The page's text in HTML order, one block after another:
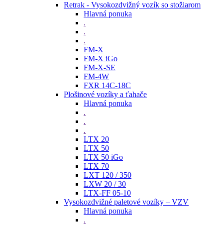
Retrak - Vysokozdvižný vozík so stožiarom
Hlavná ponuka
.
.
.
FM-X
FM-X iGo
FM-X-SE
FM-4W
FXR 14C-18C
Plošinové vozíky a ťahače
Hlavná ponuka
.
.
.
LTX 20
LTX 50
LTX 50 iGo
LTX 70
LXT 120 / 350
LXW 20 / 30
LTX-FF 05-10
Vysokozdvižné paletové vozíky – VZV
Hlavná ponuka
.